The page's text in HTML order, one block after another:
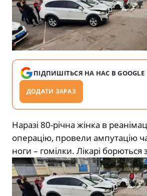
ПІДПИШІТЬСЯ НА НАС В GOOGLE
ДОДАТИ ЗАРАЗ
Наразі 80-річна жінка в
операцію, провели ампутацію
ноги – гомілки. Лікарі борються